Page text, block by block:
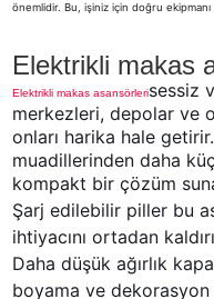
önemlidir. Bu, işiniz için doğru ekipmanı
Elektrikli makas
Elektrikli makas asansörlerisessiz
merkezleri, depolar ve
onları harika hale
muadillerinden daha
kompakt bir çözüm
Şarj edilebilir piller bu
ihtiyacını ortadan
Daha düşük ağırlık
boyama ve